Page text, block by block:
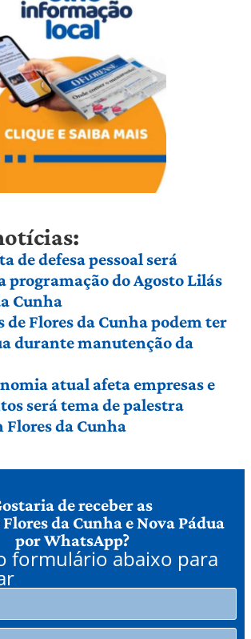
de defesa pessoal será
programação do Agosto Lilás
Cunha
de Flores da Cunha podem ter
durante manutenção da
atual afeta empresas e
será tema de palestra
da Cunha
de receber as
da Cunha e Nova Pádua
por WhatsApp?
formulário abaixo para